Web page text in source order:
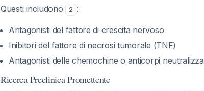
Questi includono 2 :
Antagonisti del fattore di crescita nervoso
Inibitori del fattore di necrosi tumorale (TNF)
Antagonisti delle chemochine o anticorpi
Ricerca Preclinica Promettente